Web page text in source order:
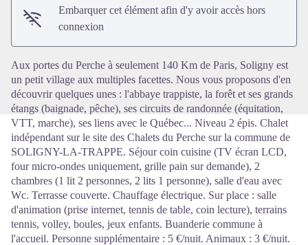
Voir l'image en plein écran
Embarquer cet élément afin d'y avoir accès hors
connexion
Aux portes du Perche à seulement 140 Km de Paris, Soligny est
un petit village aux multiples facettes. Nous vous proposons d'en
découvrir quelques unes : l'abbaye trappiste, la forêt et ses grands
étangs (baignade, pêche), ses circuits de randonnée (équitation,
VTT, marche), ses liens avec le Québec... Niveau 2 épis. Chalet
indépendant sur le site des Chalets du Perche sur la commune de
SOLIGNY-LA-TRAPPE. Séjour coin cuisine (TV écran LCD,
four micro-ondes uniquement, grille pain sur demande), 2
chambres (1 lit 2 personnes, 2 lits 1 personne), salle d'eau avec
Wc. Terrasse couverte. Chauffage électrique. Sur place : salle
d'animation (prise internet, tennis de table, coin lecture), terrains
tennis, volley, boules, jeux enfants. Buanderie commune à
l'accueil. Personne supplémentaire : 5 €/nuit. Animaux : 3 €/nuit.